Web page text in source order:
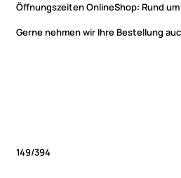
Öffnungszeiten OnlineShop: Rund
Gerne nehmen wir Ihre Bestellung
149/394